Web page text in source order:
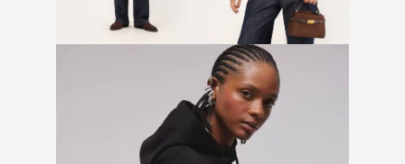
Blusa gola alta em tricô
bege claro